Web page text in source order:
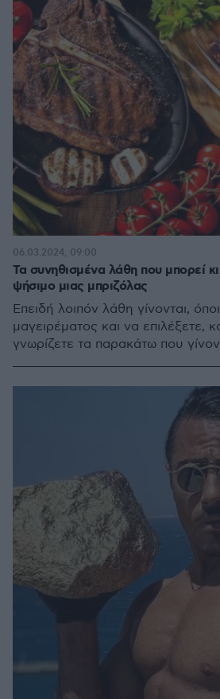
Τα συνηθισμένα λάθη που μπορεί
ψήσιμο μιας μπριζόλας
Επειδή λοιπόν λάθη γίνονται,
μαγειρέματος και να επιλέξετε,
γνωρίζετε τα παρακάτω που
06.03.2024, 09:00